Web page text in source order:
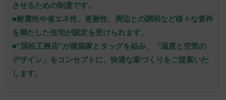
させるための制度です。
■耐震性や省エネ性、更新性、周辺との調和など様々な要件
を満たした住宅が認定を受けられます。
■“国松工務店”が建築家とタッグを組み、「温度と空気の
デザイン」をコンセプトに、快適な家づくりをご提案いた
します。